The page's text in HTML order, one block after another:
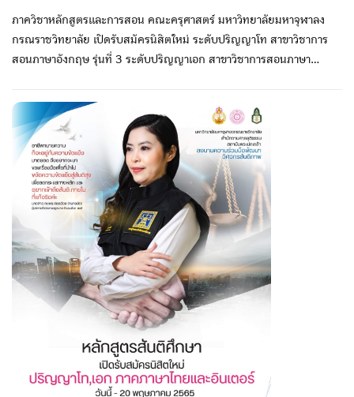
ภาควิชาหลักสูตรและการสอน คณะครุศาสตร์ มหาวิทยาลัยมหาจุฬาลง
กรณราชวิทยาลัย เปิดรับสมัครนิสิตใหม่ ระดับปริญญาโท สาขาวิชาการ
สอนภาษาอังกฤษ รุ่นที่ 3 ระดับปริญญาเอก สาขาวิชาการสอนภาษา